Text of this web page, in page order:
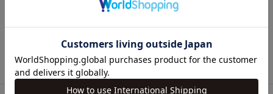
獲得ポイント
再入荷リクエスト